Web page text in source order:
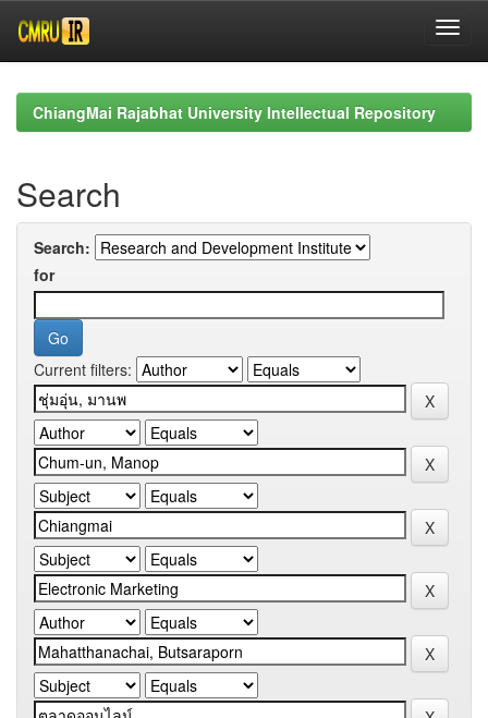
navigationChiangMai Rajabhat University Intellectual Repository
Search
Search:
for
Current filters: